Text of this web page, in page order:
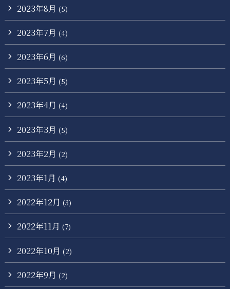
2023年8月 (5)
2023年7月 (4)
2023年6月 (6)
2023年5月 (5)
2023年4月 (4)
2023年3月 (5)
2023年2月 (2)
2023年1月 (4)
2022年12月 (3)
2022年11月 (7)
2022年10月 (2)
2022年9月 (2)